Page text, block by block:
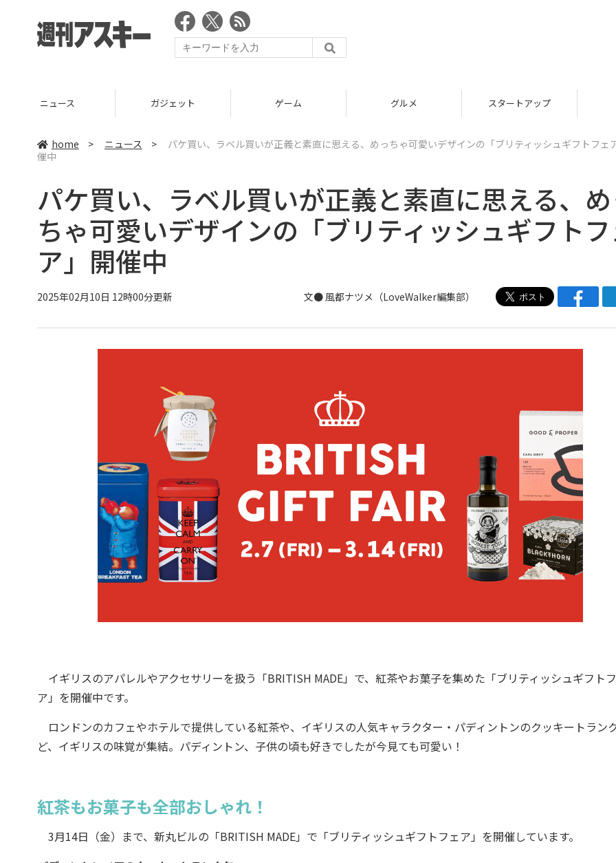
ニュース ガジェット ゲーム グルメ スタートアップ
home > ニュース >
パケ買い、ラベル買いが正義と素直に思える、めっちゃ可愛いデザインの「ブリティッシュギフトフェ
催中
パケ買い、ラベル買いが正義と素直に思える、
ちゃ可愛いデザインの「ブリティッシュギフト
ア」開催中
2025年02月10日 12時00分更新 文● 風都ナツメ（LoveWalker編集部）
イギリスのアパレルやアクセサリーを扱う「BRITISH MADE」で、紅茶やお菓子を集めた「ブリティッシュギフト
ア」を開催中です。
ロンドンのカフェやホテルで提供している紅茶や、イギリスの人気キャラクター・パディントンのクッキートラン
ど、イギリスの味覚が集結。パディントン、子供の頃も好きでしたが今見ても可愛い！
紅茶もお菓子も全部おしゃれ！
3月14日（金）まで、新丸ビルの「BRITISH MADE」で「ブリティッシュギフトフェア」を開催しています。